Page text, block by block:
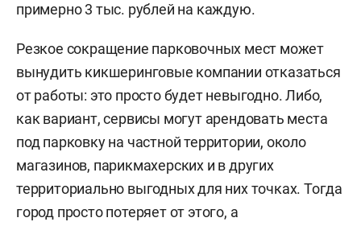
примерно 3 тыс. рублей на каждую.
Резкое сокращение парковочных мест может
вынудить кикшеринговые компании отказаться
от работы: это просто будет невыгодно. Либо,
как вариант, сервисы могут арендовать места
под парковку на частной территории, около
магазинов, парикмахерских и в других
территориально выгодных для них точках. Тогда
город просто потеряет от этого, а